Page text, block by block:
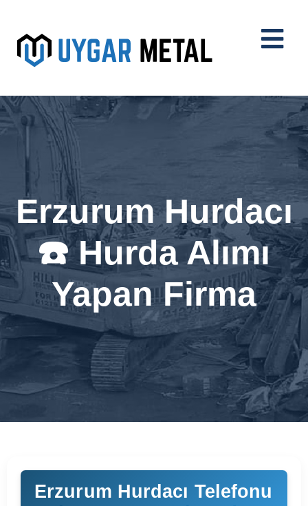
Erzurum Hurdacı
☎️ Hurda Alımı
Yapan Firma
Erzurum Hurdacı Telefonu